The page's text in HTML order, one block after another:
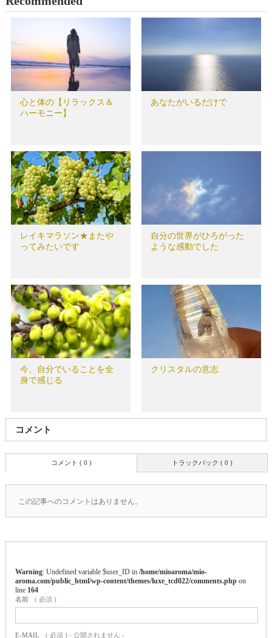
心と体の【リラックス＆
ハーモニー】
あなたがいるだけで
レイキマラソン★またや
ってみたいです
自分の世界がひろがった
ような感動でした
今、自分でいることを全
身で感じる
クリスタルの意志
コメント
トラックバック ( 0 )
コメント ( 0 )
この記事へのコメントはありません。
Warning : Undefined variable $user_ID in /home/mioaroma/mio-
aroma.com/public_html/wp-content/themes/luxe_tcd022/comments.phpon
line 164
名前 ( 必須 )
E-MAIL ( 必須 ) - 公開されません -